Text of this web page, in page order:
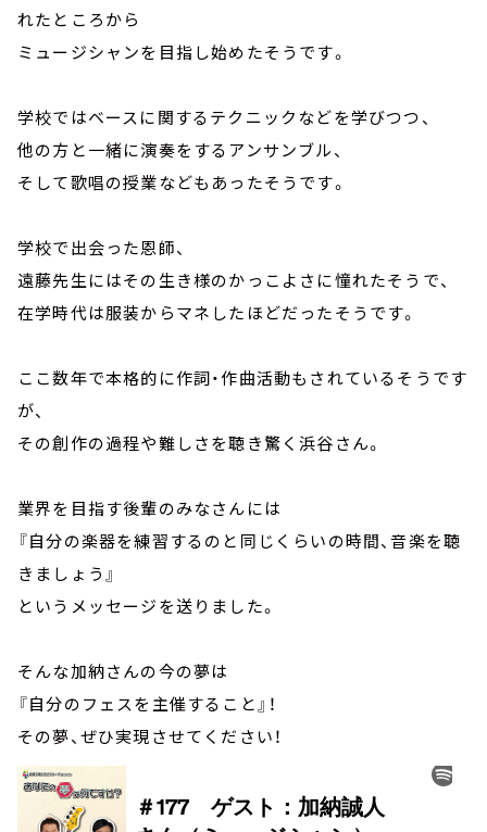
れたところから
ミュージシャンを目指し始めたそうです。
学校ではベースに関するテクニックなどを学びつつ、
他の方と一緒に演奏をするアンサンブル、
そして歌唱の授業などもあったそうです。
学校で出会った恩師、
遠藤先生にはその生き様のかっこよさに憧れたそうで、
在学時代は服装からマネしたほどだったそうです。
ここ数年で本格的に作詞・作曲活動もされているそうです
が、
その創作の過程や難しさを聴き驚く浜谷さん。
業界を目指す後輩のみなさんには
『自分の楽器を練習するのと同じくらいの時間、音楽を聴
きましょう』
というメッセージを送りました。
そんな加納さんの今の夢は
『自分のフェスを主催すること』！
その夢、ぜひ実現させてください！